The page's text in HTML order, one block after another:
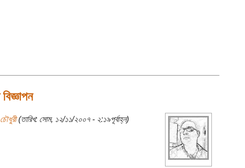
(তারিখ: সোম, ১২/১১/২০০৭ - ২:১৯পূর্বাহ্ন)